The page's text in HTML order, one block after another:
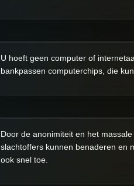
U hoeft geen computer of
bankpassen computerchips, die
Door de anonimiteit en het
slachtoffers kunnen benaderen en
ook snel toe.